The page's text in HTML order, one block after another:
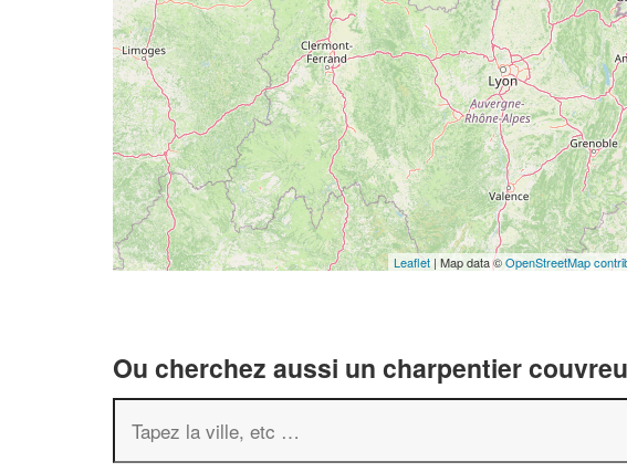
Leaflet | Map data ©OpenStreetMap
Ou cherchez aussi un charpentier